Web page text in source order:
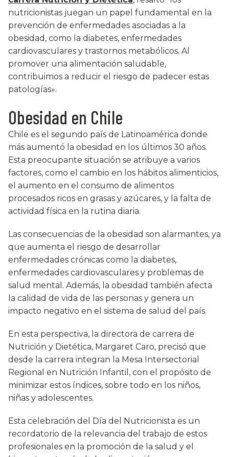
nutricionistas juegan un papel fundamental en la
prevención de enfermedades asociadas a la
obesidad, como la diabetes, enfermedades
cardiovasculares y trastornos metabólicos. Al
promover una alimentación saludable,
contribuimos a reducir el riesgo de padecer estas
patologías».
Obesidad en Chile
Chile es el segundo país de Latinoamérica donde
más aumentó la obesidad en los últimos 30 años.
Esta preocupante situación se atribuye a varios
factores, como el cambio en los hábitos alimenticios,
el aumento en el consumo de alimentos
procesados ricos en grasas y azúcares, y la falta de
actividad física en la rutina diaria.
Las consecuencias de la obesidad son alarmantes, ya
que aumenta el riesgo de desarrollar
enfermedades crónicas como la diabetes,
enfermedades cardiovasculares y problemas de
salud mental. Además, la obesidad también afecta
la calidad de vida de las personas y genera un
impacto negativo en el sistema de salud del país.
En esta perspectiva, la directora de carrera de
Nutrición y Dietética, Margaret Caro, precisó que
desde la carrera integran la Mesa Intersectorial
Regional en Nutrición Infantil, con el propósito de
minimizar estos índices, sobre todo en los niños,
niñas y adolescentes.
Esta celebración del Día del Nutricionista es un
recordatorio de la relevancia del trabajo de estos
profesionales en la promoción de la salud y el